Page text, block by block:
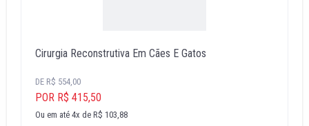
Cirurgia Reconstrutiva Em Cães E Gatos
DE R$ 554,00
POR R$ 415,50
Ou em até 4x de R$ 103,88